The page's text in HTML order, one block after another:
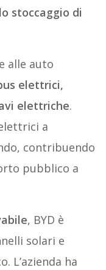
stoccaggio di
alle auto
elettrici,
elettriche.
a
contribuendo
pubblico a
, BYD è
solari e
L’azienda ha